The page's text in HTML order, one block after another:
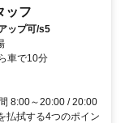
ッフ
ップ可/s5
車で10分
8:00～20:00 / 20:00
払拭する4つのポイン